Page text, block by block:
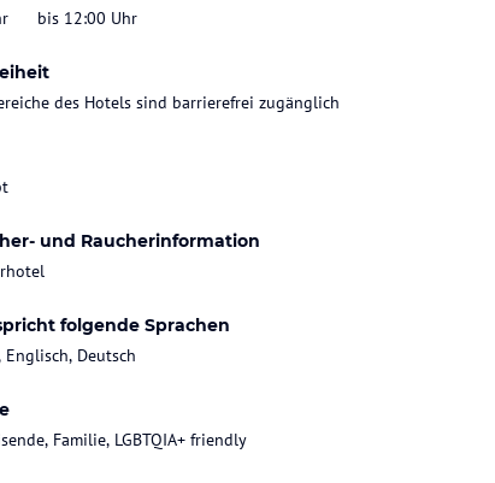
bis 12:00 Uhr
des Hotels sind barrierefrei zugänglich
und Raucherinformation
folgende Sprachen
Englisch, Deutsch
Familie, LGBTQIA+ friendly